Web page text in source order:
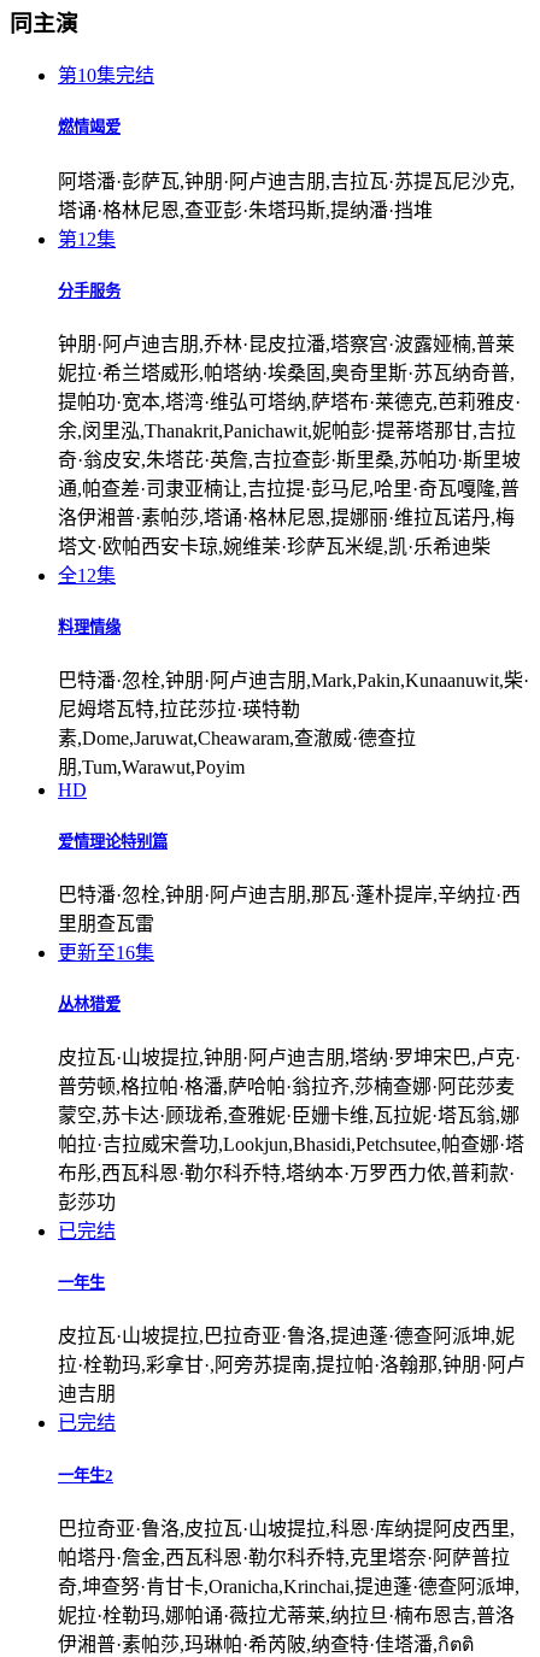
同主演
第10集完结
燃情竭爱
阿塔潘·彭萨瓦,钟朋·阿卢迪吉朋,吉拉瓦·苏提瓦尼沙克,
塔诵·格林尼恩,查亚彭·朱塔玛斯,提纳潘·挡堆
第12集
分手服务
钟朋·阿卢迪吉朋,乔林·昆皮拉潘,塔察宫·波露娅楠,普莱
妮拉·希兰塔威形,帕塔纳·埃桑固,奥奇里斯·苏瓦纳奇普,
提帕功·宽本,塔湾·维弘可塔纳,萨塔布·莱德克,芭莉雅皮·
余,闵里泓,Thanakrit,Panichawit,妮帕彭·提蒂塔那甘,吉拉
奇·翁皮安,朱塔芘·英詹,吉拉查彭·斯里桑,苏帕功·斯里坡
通,帕查差·司隶亚楠让,吉拉提·彭马尼,哈里·奇瓦嘎隆,普
洛伊湘普·素帕莎,塔诵·格林尼恩,提娜丽·维拉瓦诺丹,梅
塔文·欧帕西安卡琼,婉维茉·珍萨瓦米缇,凯·乐希迪柴
全12集
料理情缘
巴特潘·忽栓,钟朋·阿卢迪吉朋,Mark,Pakin,Kunaanuwit,柴·
尼姆塔瓦特,拉芘莎拉·瑛特勒
素,Dome,Jaruwat,Cheawaram,查澈威·德查拉
朋,Tum,Warawut,Poyim
HD
爱情理论特别篇
巴特潘·忽栓,钟朋·阿卢迪吉朋,那瓦·蓬朴提岸,辛纳拉·西
里朋查瓦雷
更新至16集
丛林猎爱
皮拉瓦·山坡提拉,钟朋·阿卢迪吉朋,塔纳·罗坤宋巴,卢克·
普劳顿,格拉帕·格潘,萨哈帕·翁拉齐,莎楠查娜·阿芘莎麦
蒙空,苏卡达·顾珑希,查雅妮·臣姗卡维,瓦拉妮·塔瓦翁,娜
帕拉·吉拉威宋誊功,Lookjun,Bhasidi,Petchsutee,帕查娜·塔
布彤,西瓦科恩·勒尔科乔特,塔纳本·万罗西力侬,普莉款·
彭莎功
已完结
一年生
皮拉瓦·山坡提拉,巴拉奇亚·鲁洛,提迪蓬·德查阿派坤,妮
拉·栓勒玛,彩拿甘·,阿旁苏提南,提拉帕·洛翰那,钟朋·阿卢
迪吉朋
已完结
一年生2
巴拉奇亚·鲁洛,皮拉瓦·山坡提拉,科恩·库纳提阿皮西里,
帕塔丹·詹金,西瓦科恩·勒尔科乔特,克里塔奈·阿萨普拉
奇,坤查努·肯甘卡,Oranicha,Krinchai,提迪蓬·德查阿派坤,
妮拉·栓勒玛,娜帕诵·薇拉尤蒂莱,纳拉旦·楠布恩吉,普洛
伊湘普·素帕莎,玛琳帕·希芮陂,纳查特·佳塔潘,กิตติ